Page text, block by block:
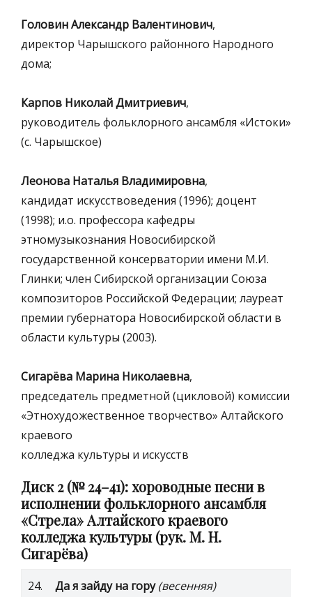
Головин Александр Валентинович,
директор Чарышского районного Народного
дома;
Карпов Николай Дмитриевич,
руководитель фольклорного ансамбля «Истоки»
(с. Чарышское)
Леонова Наталья Владимировна,
кандидат искусствоведения (1996); доцент
(1998); и.о. профессора кафедры
этномузыкознания Новосибирской
государственной консерватории имени М.И.
Глинки; член Сибирской организации Союза
композиторов Российской Федерации; лауреат
премии губернатора Новосибирской области в
области культуры (2003).
Сигарёва Марина Николаевна,
председатель предметной (цикловой) комиссии
«Этнохудожественное творчество» Алтайского
краевого
колледжа культуры и искусств
Диск 2 (№ 24–41): хороводные песни в
исполнении фольклорного ансамбля
«Стрела»Алтайского краевого
колледжа культуры (рук. М. Н.
Сигарёва)
24. Да я зайду на гору(весенняя)